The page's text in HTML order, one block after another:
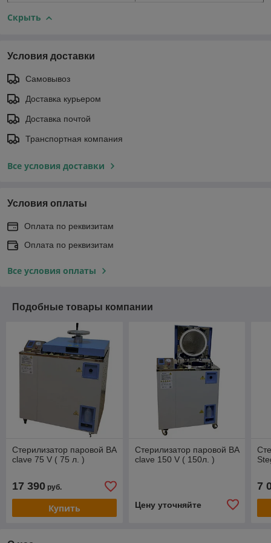
Скрыть
Условия доставки
Самовывоз
Доставка курьером
Доставка почтой
Транспортная компания
Все условия доставки
Условия оплаты
Оплата по реквизитам
Оплата по реквизитам
Все условия оплаты
Подобные товары компании
Стерилизатор паровой BA
clave 75 V ( 75 л. )
17 390 руб.
Купить
Стерилизатор паровой BA
clave 150 V ( 150л. )
Цену уточняйте
7